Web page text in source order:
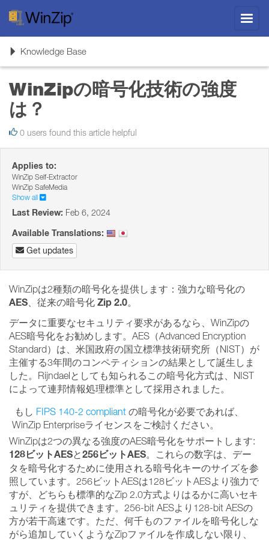
ToggleKnowledge Base
WinZipの暗号化技術の強度
は？
0 users found this article helpful
Applies to:
WinZip Self-Extractor
WinZip SafeMedia
Show all
Last Review: Feb 6, 2024
Available Translations:
Get updates
WinZipは2種類の暗号化を提供します：強力な暗号化の
AES 、従来の暗号化 Zip 2.0。
データに重要なセキュリティ要求があるなら、WinZipの
AES暗号化をお勧めします。AES（Advanced Encryption
Standard）は、米国政府の国立標準技術研究所（NIST）が
主催する3年間のコンペティションの結果として誕生しま
した。Rijndaelとしても知られるこの暗号化方式は、NIST
によって連邦情報処理標準として採用されました。
もし FIPS 140-2 compliant の暗号化が必要であれば、
WinZip Enterpriseライセンスをご検討ください。
WinZipは2つの異なる強度のAES暗号化をサポートします:
128ビットAESと256ビットAES。これらの数字は、デー
タを暗号化するために使用される暗号化キーのサイズを参
照しています。256ビットAESは128ビットAESより強力で
すが、どちらも標準的なZip 2.0方式よりはるかに高いセキ
ュリティを提供できます。256-bit AESより128-bit AESの
方が若干高速です。ただ、何千ものファイルを暗号化しな
がら追加していくようなZipファイルを作成しない限り、